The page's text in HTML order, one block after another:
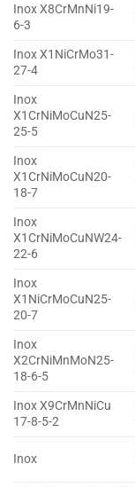
Inox X8CrMnNi19-
6-3
Inox X1NiCrMo31-
27-4
Inox
X1CrNiMoCuN25-
25-5
Inox
X1CrNiMoCuN20-
18-7
Inox
X1CrNiMoCuNW24-
22-6
Inox
X1NiCrMoCuN25-
20-7
Inox
X2CrNiMnMoN25-
18-6-5
Inox X9CrMnNiCu
17-8-5-2
Inox